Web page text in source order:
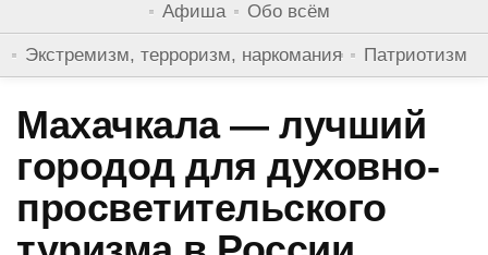
Афиша Обо всём
Экстремизм, терроризм, наркомания Патриотизм
Махачкала — лучший
городод для духовно-
просветительского